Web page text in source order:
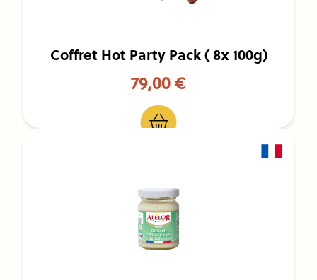
Coffret Hot Party Pack ( 8x 100g)
79,00 €